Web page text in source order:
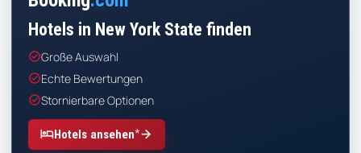
Hotels in New York State finden
check_circleGroße Auswahl
check_circleEchte Bewertungen
check_circleStornierbare Optionen
hotelHotels ansehen*arrow_forward